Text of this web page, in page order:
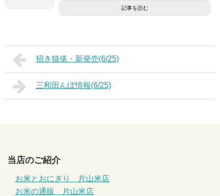
記事を読む
招き猫俵・新発売(6/25)
三和田んぼ情報(6/25)
当店のご紹介
お米とおにぎり 片山米店
お米の通販 片山米店